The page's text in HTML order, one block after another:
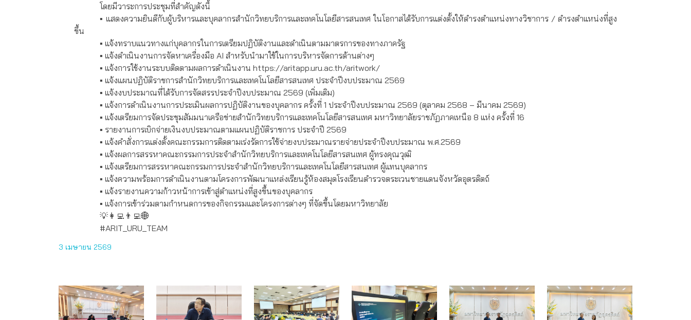
โดยมีวาระการประชุมที่สำคัญดังนี้
▪️ แสดงความยินดีกับผู้บริหารและบุคลากรสำนักวิทยบริการและเทคโนโลยีสารสนเทศ ในโอกาสได้รับการแต่งตั้งให้ดำรงตำแหน่งทางวิชาการ / ดำรงตำแหน่งที่สูง
ขึ้น
▪️ แจ้งทราบแนวทางแก่บุคลากรในการเตรียมปฏิบัติงานและดำเนินตามมาตรการของทางภาครัฐ
▪️ แจ้งดำเนินงานการจัดหาเครื่องมือ AI สำหรับนำมาใช้ในการบริหารจัดการด้านต่างๆ
▪️ แจ้งการใช้งานระบบติดตามผลการดำเนินงาน https://aritapp.uru.ac.th/aritwork/
▪️ แจ้งแผนปฏิบัติราชการสำนักวิทยบริการและเทคโนโลยีสารสนเทศ ประจำปีงบประมาณ 2569
▪️ แจ้งงบประมาณที่ได้รับการจัดสรรประจำปีงบประมาณ 2569 (เพิ่มเติม)
▪️ แจ้งการดำเนินงานการประเมินผลการปฏิบัติงานของบุคลากร ครั้งที่ 1 ประจำปีงบประมาณ 2569 (ตุลาคม 2568 – มีนาคม 2569)
▪️ แจ้งเตรียมการจัดประชุมสัมมนาเครือข่ายสำนักวิทยบริการและเทคโนโลยีสารสนเทศ มหาวิทยาลัยราชภัฏภาคเหนือ 8 แห่ง ครั้งที่ 16
▪️ รายงานการเบิกจ่ายเงินงบประมาณตามแผนปฏิบัติราชการ ประจำปี 2569
▪️ แจ้งคำสั่งการแต่งตั้งคณะกรรมการติดตามเร่งรัดการใช้จ่ายงบประมาณรายจ่ายประจำปีงบประมาณ พ.ศ.2569
▪️ แจ้งผลการสรรหาคณะกรรมการประจำสำนักวิทยบริการและเทคโนโลยีสารสนเทศ ผู้ทรงคุณวุฒิ
▪️ แจ้งเตรียมการสรรหาคณะกรรมการประจำสำนักวิทยบริการและเทคโนโลยีสารสนเทศ ผู้แทนบุคลากร
▪️ แจ้งความพร้อมการดำเนินงานตามโครงการพัฒนาแหล่งเรียนรู้ห้องสมุดโรงเรียนตำรวจตระเวนชายแดนจังหวัดอุตรดิตถ์
▪️ แจ้งรายงานความก้าวหน้าการเข้าสู่ตำแหน่งที่สูงขึ้นของบุคลากร
▪️ แจ้งการเข้าร่วมตามกำหนดการของกิจกรรมและโครงการต่างๆ ที่จัดขึ้นโดยมหาวิทยาลัย
💡👩‍💻👨‍💻🌐
#ARIT_URU_TEAM
3 เมษายน 2569